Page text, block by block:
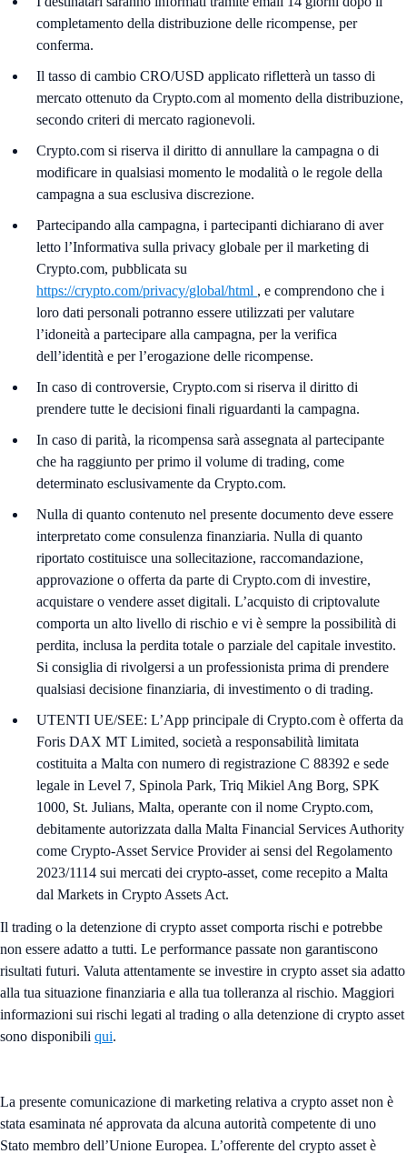
completamento della distribuzione delle ricompense, per
conferma.
Il tasso di cambio CRO/USD applicato rifletterà un tasso di
mercato ottenuto da Crypto.com al momento della distribuzione,
secondo criteri di mercato ragionevoli.
Crypto.com si riserva il diritto di annullare la campagna o di
modificare in qualsiasi momento le modalità o le regole della
campagna a sua esclusiva discrezione.
Partecipando alla campagna, i partecipanti dichiarano di aver
letto l’Informativa sulla privacy globale per il marketing di
Crypto.com, pubblicata su
https://crypto.com/privacy/global/html , e comprendono che i
loro dati personali potranno essere utilizzati per valutare
l’idoneità a partecipare alla campagna, per la verifica
dell’identità e per l’erogazione delle ricompense.
In caso di controversie, Crypto.com si riserva il diritto di
prendere tutte le decisioni finali riguardanti la campagna.
In caso di parità, la ricompensa sarà assegnata al partecipante
che ha raggiunto per primo il volume di trading, come
determinato esclusivamente da Crypto.com.
Nulla di quanto contenuto nel presente documento deve essere
interpretato come consulenza finanziaria. Nulla di quanto
riportato costituisce una sollecitazione, raccomandazione,
approvazione o offerta da parte di Crypto.com di investire,
acquistare o vendere asset digitali. L’acquisto di criptovalute
comporta un alto livello di rischio e vi è sempre la possibilità di
perdita, inclusa la perdita totale o parziale del capitale investito.
Si consiglia di rivolgersi a un professionista prima di prendere
qualsiasi decisione finanziaria, di investimento o di trading.
UTENTI UE/SEE: L’App principale di Crypto.com è offerta da
Foris DAX MT Limited, società a responsabilità limitata
costituita a Malta con numero di registrazione C 88392 e sede
legale in Level 7, Spinola Park, Triq Mikiel Ang Borg, SPK
1000, St. Julians, Malta, operante con il nome Crypto.com,
debitamente autorizzata dalla Malta Financial Services Authority
come Crypto-Asset Service Provider ai sensi del Regolamento
2023/1114 sui mercati dei crypto-asset, come recepito a Malta
dal Markets in Crypto Assets Act.
Il trading o la detenzione di crypto asset comporta rischi e potrebbe
non essere adatto a tutti. Le performance passate non garantiscono
risultati futuri. Valuta attentamente se investire in crypto asset sia adatto
alla tua situazione finanziaria e alla tua tolleranza al rischio. Maggiori
informazioni sui rischi legati al trading o alla detenzione di crypto asset
sono disponibili qui.
La presente comunicazione di marketing relativa a crypto asset non è
stata esaminata né approvata da alcuna autorità competente di uno
Stato membro dell’Unione Europea. L’offerente del crypto asset è